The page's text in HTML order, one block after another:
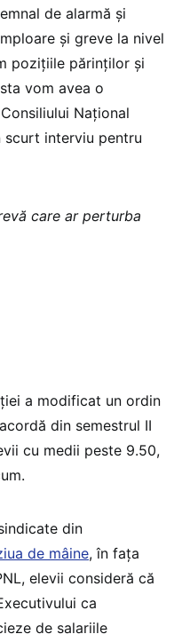
de alarmă și
și greve la nivel
pozițiile părinților și
vom avea o
Național
scurt interviu pentru
care ar perturba
a modificat un ordin
din semestrul II
cu medii peste 9.50,
din
de mâine, în fața
elevii consideră că
ca
de salariile